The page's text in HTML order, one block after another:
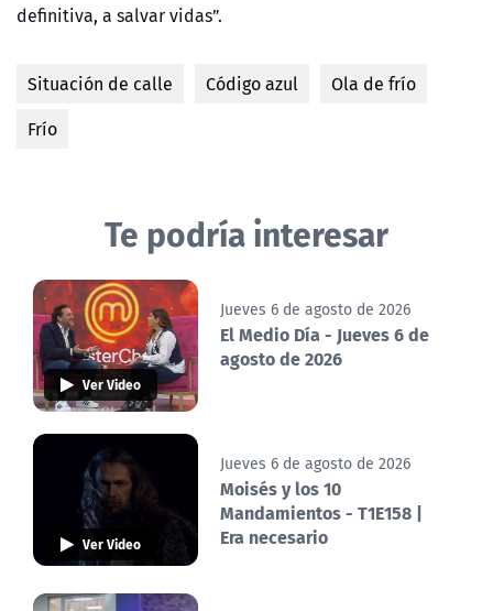
definitiva, a salvar vidas”.
Situación de calle Código azul
Ola de frío
Frío
Te podría interesar
Ver Video
Jueves 6 de agosto de 2026
El Medio Día - Jueves 6 de
agosto de 2026
Ver Video
Jueves 6 de agosto de 2026
Moisés y los 10
Mandamientos - T1E158 |
Era necesario